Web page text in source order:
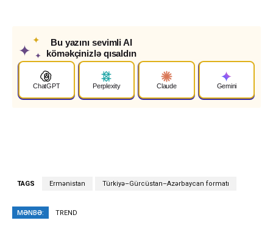
✦
✦
✦
Bu yazını sevimli AI
köməkçinizlə qısaldın
ChatGPT Perplexity Claude Gemini
TAGS Ermənistan Türkiyə–Gürcüstan–Azərbaycan formatı
MƏNBƏ: TREND